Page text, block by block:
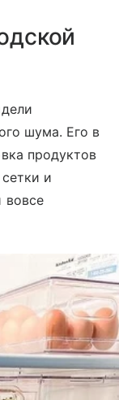
шума. Его в
продуктов
и
вовсе